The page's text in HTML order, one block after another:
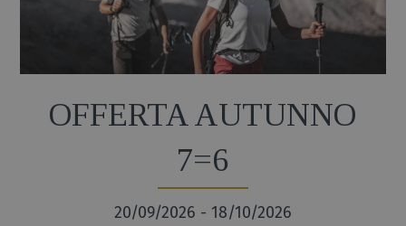
OFFERTA AUTUNNO
7=6
20/09/2026 - 18/10/2026